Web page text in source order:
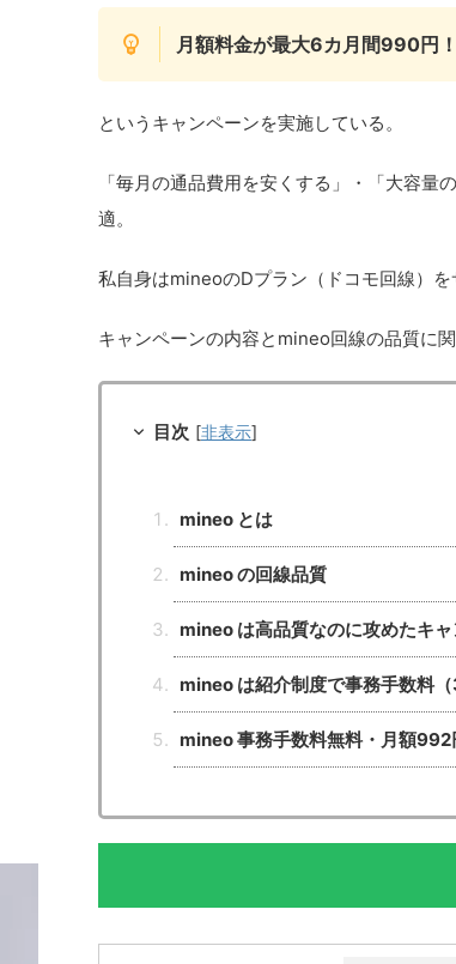
月額料金が最大6カ月間990円！
というキャンペーンを実施している。
「毎月の通品費用を安くする」・「大容
適。
私自身はmineoのDプラン（ドコモ回線）を
キャンペーンの内容とmineo回線の品質に
目次 [非表示]
mineo とは
mineo の回線品質
mineo は高品質なのに攻めたキ
mineo は紹介制度で事務手数料
mineo 事務手数料無料・月額992